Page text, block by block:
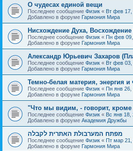
О чудесах единой вещи
Последнее сообщение Физик « Вт фев 17,
Добавлено в форуме Гармония Мира
Нисхождение Духа,
Последнее сообщение Физик « Пн фев
Добавлено в форуме Гармония Мира
Александр Юрьевич Захаров
Последнее сообщение Физик « Вт фев 03,
Добавлено в форуме Гармония Мира
Темно-белая материя, энергия и
Последнее сообщение Физик « Пн янв 26,
Добавлено в форуме Гармония Мира
"Что мы видим, - говорит, кроме
Последнее сообщение Физик « Вс янв 18,
Добавлено в форуме Академия Дружбы
מפתח המערבולת האתרית לקבלה
Последнее сообщение Физик « Пт мар 21,
Добавлено в форуме Гармония Мира